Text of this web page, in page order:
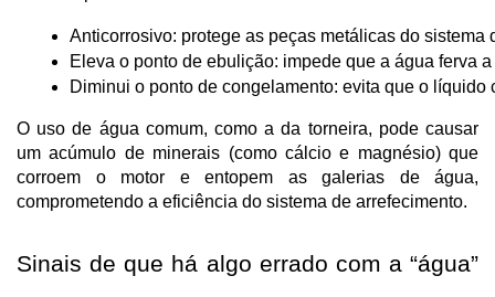
Anticorrosivo: protege as peças metálicas do
Eleva o ponto de ebulição: impede que a água ferva
Diminui o ponto de congelamento: evita que o
O uso de água comum, como a da torneira, pode causar
um acúmulo de minerais (como cálcio e magnésio) que
corroem o motor e entopem as galerias de água,
comprometendo a eficiência do sistema de arrefecimento.
Sinais de que há algo errado com a “água”